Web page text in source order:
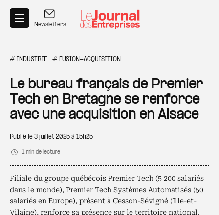
Newsletters
# INDUSTRIE # FUSION-ACQUISITION
Le bureau français de Premier
Tech en Bretagne se renforce
avec une acquisition en Alsace
Publié le 3 juillet 2025 à 15h25
1 min de lecture
Filiale du groupe québécois Premier Tech (5 200 salariés
dans le monde), Premier Tech Systèmes Automatisés (50
salariés en Europe), présent à Cesson-Sévigné (Ille-et-
Vilaine), renforce sa présence sur le territoire national.